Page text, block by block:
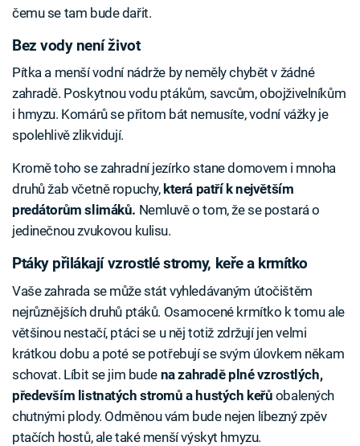
čemu se tam bude dařit.
Bez vody není život
Pítka a menší vodní nádrže by neměly chybět v žádné
zahradě. Poskytnou vodu ptákům, savcům, obojživelníkům
i hmyzu. Komárů se přitom bát nemusíte, vodní vážky je
spolehlivě zlikvidují.
Kromě toho se zahradní jezírko stane domovem i mnoha
druhů žab včetně ropuchy, která patří k největším
predátorům slimáků. Nemluvě o tom, že se postará o
jedinečnou zvukovou kulisu.
Ptáky přilákají vzrostlé stromy, keře a krmítko
Vaše zahrada se může stát vyhledávaným útočištěm
nejrůznějších druhů ptáků. Osamocené krmítko k tomu ale
většinou nestačí, ptáci se u něj totiž zdržují jen velmi
krátkou dobu a poté se potřebují se svým úlovkem někam
schovat. Líbit se jim bude na zahradě plné vzrostlých,
především listnatých stromů a hustých keřů obalených
chutnými plody. Odměnou vám bude nejen líbezný zpěv
ptačích hostů, ale také menší výskyt hmyzu.